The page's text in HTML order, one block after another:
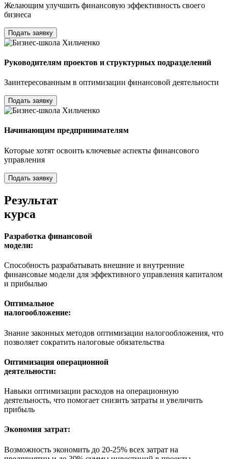
Желающим улучшить финансовую эффективность своего
бизнеса
Подать заявку
Руководителям проектов и структурных подразделений
Заинтересованным в оптимизации финансовой деятельности
Подать заявку
Начинающим предпринимателям
Которые хотят освоить ключевые аспекты финансового
управления
Подать заявку
Результат
курса
Разработка финансовой
модели:
Способность разрабатывать внешние и внутренние
финансовые модели для эффективного управления капиталом
и прибылью
Оптимальное
налогообложение:
Знание законных методов оптимизации налогообложения, что
позволяет сократить налоговые обязательства
Оптимизация операционной
деятельности:
Навыки оптимизации расходов на операционную
деятельность, что помогает снизить затраты и увеличить
прибыль
Экономия затрат:
Возможность экономить до 20-25% всех затрат на